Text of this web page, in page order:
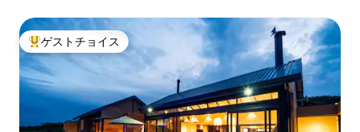
大好評のゲストチョイスです。
ゲストチョイス